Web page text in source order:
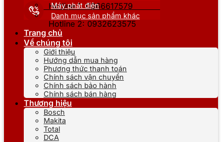
Hotline 1: 0866617579
Hotline 2: 0932623575
Máy phát điện
Danh mục sản phẩm khác
Trang chủ
Về chúng tôi
Giới thiệu
Hướng dẫn mua hàng
Phương thức thanh toán
Chính sách vận chuyển
Chính sách bảo hành
Chính sách bán hàng
Thương hiệu
Bosch
Makita
Total
DCA